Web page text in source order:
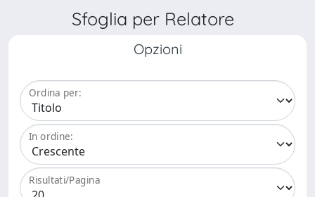
Sfoglia per Relatore
Opzioni
Ordina per:
In ordine:
Risultati/Pagina